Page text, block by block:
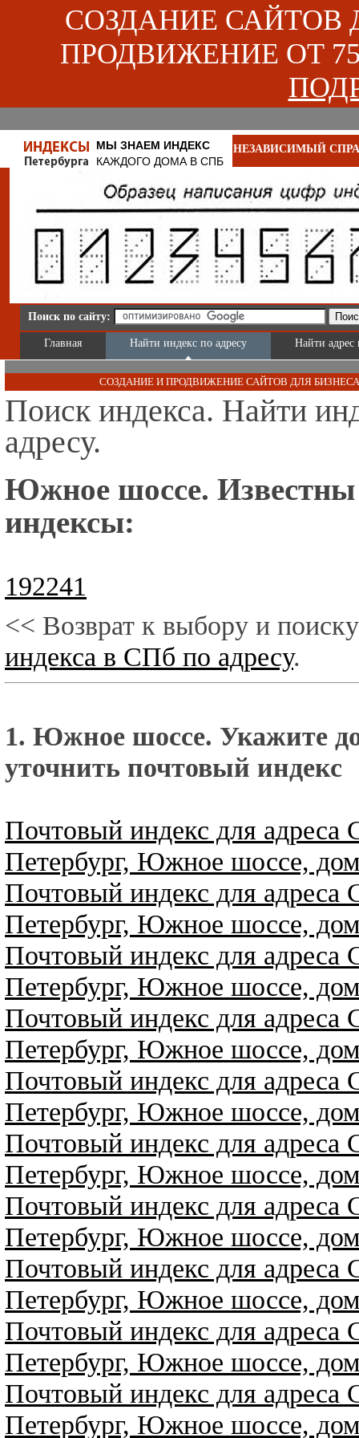
СОЗДАНИЕ САЙТОВ
ПРОДВИЖЕНИЕ ОТ
МЫ ЗНАЕМ ИНДЕКС
КАЖДОГО ДОМА В СПБ
НЕЗАВИСИМЫЙ
Поиск по сайту:
Главная Найти индекс по адресу Найти адрес
СОЗДАНИЕ И ПРОДВИЖЕНИЕ САЙТОВ ДЛЯ
Поиск индекса. Найти
адресу.
Южное шоссе.
индексы:
192241
<< Возврат к выбору и
индекса в СПб по адресу.
1. Южное шоссе. Укажите
уточнить почтовый индекс
Почтовый индекс для адреса
Петербург, Южное шоссе,
Почтовый индекс для адреса
Петербург, Южное шоссе,
Почтовый индекс для адреса
Петербург, Южное шоссе,
Почтовый индекс для адреса
Петербург, Южное шоссе,
Почтовый индекс для адреса
Петербург, Южное шоссе,
Почтовый индекс для адреса
Петербург, Южное шоссе,
Почтовый индекс для адреса
Петербург, Южное шоссе,
Почтовый индекс для адреса
Петербург, Южное шоссе,
Почтовый индекс для адреса
Петербург, Южное шоссе,
Почтовый индекс для адреса
Петербург, Южное шоссе,